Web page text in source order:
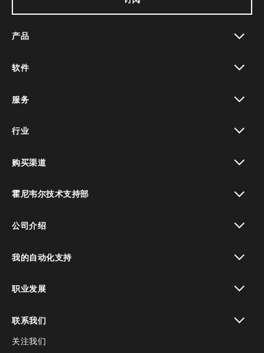
产品
软件
服务
行业
购买渠道
霍尼韦尔技术支持部
公司介绍
我的自动化支持
职业发展
联系我们
toggle view
关注我们